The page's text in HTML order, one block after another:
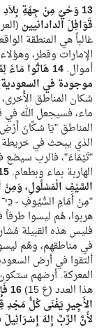
13 وَحْيٌ مِنْ جِهَةِ
قَوَافِلَ الدادانيين
غالباً هي المنطقة
الإمارات وقطر،
أموال. 14 هَاتُوا
موجودة في
سُكان المناطق
ماء، فسيجعل الله
المناطق "يَا سُكَّانَ
الذي يبحث في خريطة
"تَيْمَاءَ"، فالرب سيضع
الهاربة بماء وبطعام.
السَّيْفِ الْمَسْلُولِ،
"مِنْ أَمَامِ السُّيُوفِ -
هربوا، هُم ليسوا
فليس هذه القبيلة
في مناطقهم، وهُم
ألتقوا في أرض
المعركة. أرضهم
هذا العدد (ع 15)
لأَنَّ الرَّبَّ إِلهَ